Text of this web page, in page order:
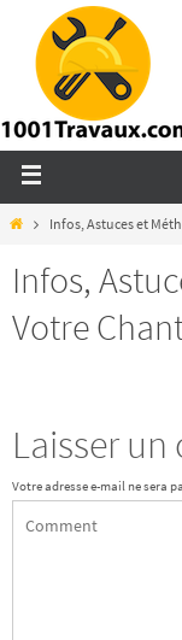
Infos, Astuces et
Infos,
Votre
Laisser
Votre adresse e-mail ne sera